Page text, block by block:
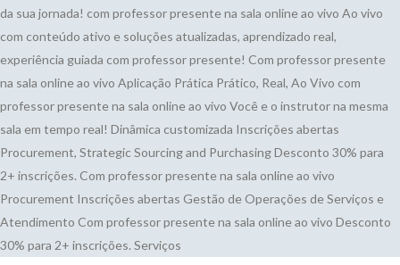
da sua jornada! com professor presente na sala online ao vivo Ao vivo
com conteúdo ativo e soluções atualizadas, aprendizado real,
experiência guiada com professor presente! Com professor presente
na sala online ao vivo Aplicação Prática Prático, Real, Ao Vivo com
professor presente na sala online ao vivo Você e o instrutor na mesma
sala em tempo real! Dinâmica customizada Inscrições abertas
Procurement, Strategic Sourcing and PurchasingDesconto 30% para
2+ inscrições. Com professor presente na sala online ao vivo
Procurement Inscrições abertas Gestão de Operações de Serviços e
Atendimento Com professor presente na sala online ao vivo Desconto
30% para 2+ inscrições. Serviços